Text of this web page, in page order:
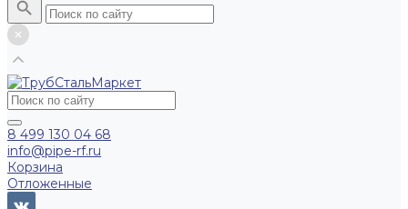
8 499 130 04 68
info@pipe-rf.ru
Корзина
Отложенные